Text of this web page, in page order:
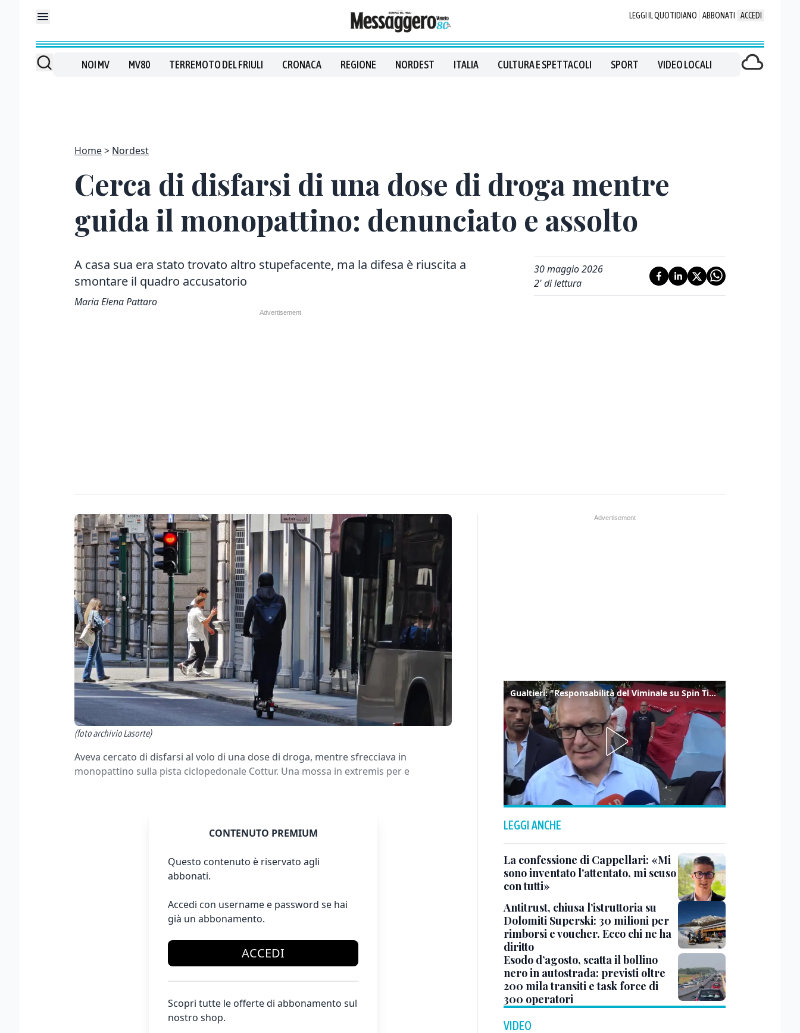
LEGGI IL QUOTIDIANO ABBONATI ACCEDI
NOI MV MV80 TERREMOTO DEL FRIULI CRONACA REGIONE NORDEST ITALIA CULTURA E SPETTACOLI SPORT VIDEO LOCALI
Home Nordest
Cerca di disfarsi di una dose di droga mentre
guida il monopattino: denunciato e assolto
A casa sua era stato trovato altro stupefacente, ma la difesa è riuscita a
smontare il quadro accusatorio
Maria Elena Pattaro
30 maggio 2026
2' di lettura
(foto archivio Lasorte)
Aveva cercato di disfarsi al volo di una dose di droga, mentre sfrecciava in
monopattino sulla pista ciclopedonale Cottur. Una mossa in extremis per e
CONTENUTO PREMIUM
Questo contenuto è riservato agli
abbonati.
Accedi con username e password se hai
già un abbonamento.
ACCEDI
Scopri tutte le offerte di abbonamento sul
nostro shop.
Gualtieri: "Responsabilità del Viminale su Spin Time? La posizione dei partiti è nota"
LEGGI ANCHE
La confessione di Cappellari: «Mi
sono inventato l'attentato, mi scuso
con tutti»
Antitrust, chiusa l’istruttoria su
Dolomiti Superski: 30 milioni per
rimborsi e voucher. Ecco chi ne ha
diritto
Esodo d’agosto, scatta il bollino
nero in autostrada: previsti oltre
200 mila transiti e task force di
300 operatori
VIDEO